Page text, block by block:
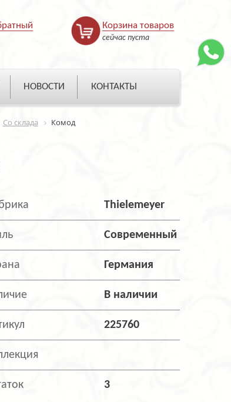
Корзина товаров
сейчас пуста
НОВОСТИ КОНТАКТЫ
Со склада Комод
Thielemeyer
Современный
Германия
В наличии
225760
3